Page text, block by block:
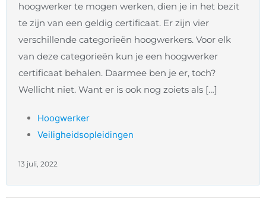
hoogwerker te mogen werken, dien je in het bezit
te zijn van een geldig certificaat. Er zijn vier
verschillende categorieën hoogwerkers. Voor elk
van deze categorieën kun je een hoogwerker
certificaat behalen. Daarmee ben je er, toch?
Wellicht niet. Want er is ook nog zoiets als […]
Hoogwerker
Veiligheidsopleidingen
13 juli, 2022